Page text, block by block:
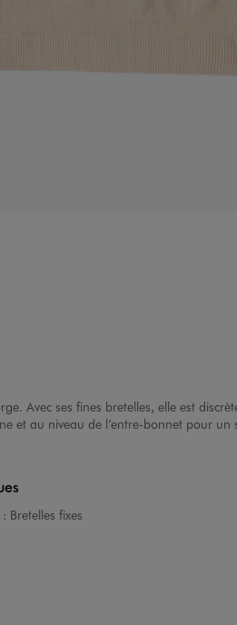
Avec ses fines bretelles, elle est
et au niveau de l’entre-bonnet pour
Bretelles fixes